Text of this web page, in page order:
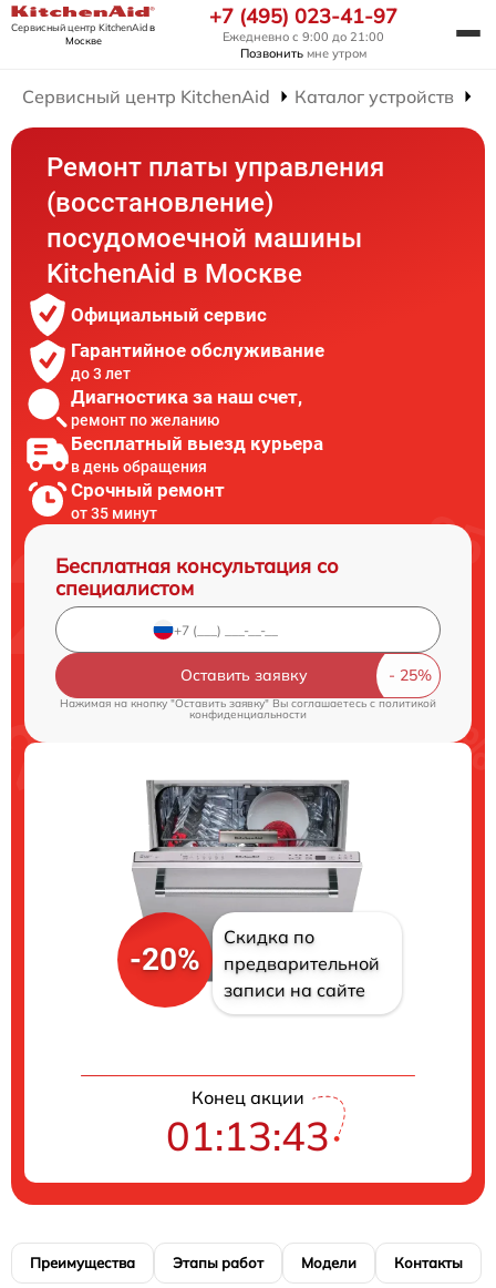
Сервисный центр KitchenAidв
Москве
+7 (495) 023-41-97
Ежедневно с 9:00 до 21:00
Позвонить мне утром
Сервисный центр KitchenAid Каталог устройств
Ремонт платы управления
(восстановление)
посудомоечной машины
KitchenAid в Москве
Официальный сервис
Гарантийное обслуживание
до 3 лет
Диагностика за наш счет,
ремонт по желанию
Бесплатный выезд курьера
в день обращения
Срочный ремонт
от 35 минут
Бесплатная консультация со
специалистом
Оставить заявку
Нажимая на кнопку "Оставить заявку" Вы соглашаетесь cполитикой
конфиденциальности
-20%
Скидка по
предварительной
записи на сайте
Конец акции
01:13:42
Преимущества Этапы работ Модели Контакты